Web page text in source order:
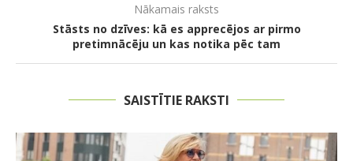
Nākamais raksts
Stāsts no dzīves: kā es apprecējos ar pirmo
pretimnācēju un kas notika pēc tam
SAISTĪTIE RAKSTI